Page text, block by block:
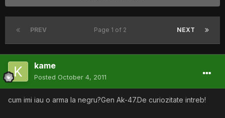
PREV NEXT
Page 1 of 2
kame
Posted October 4, 2011
cum imi iau o arma la negru?Gen Ak-47.De curiozitate intreb!